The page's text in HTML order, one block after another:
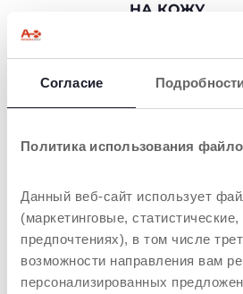
Согласие
Политика использования
Данный веб-сайт использует
(маркетинговые,
предпочтениях), в том числе
возможности направления вам
персонализированных
НА КОЖУ